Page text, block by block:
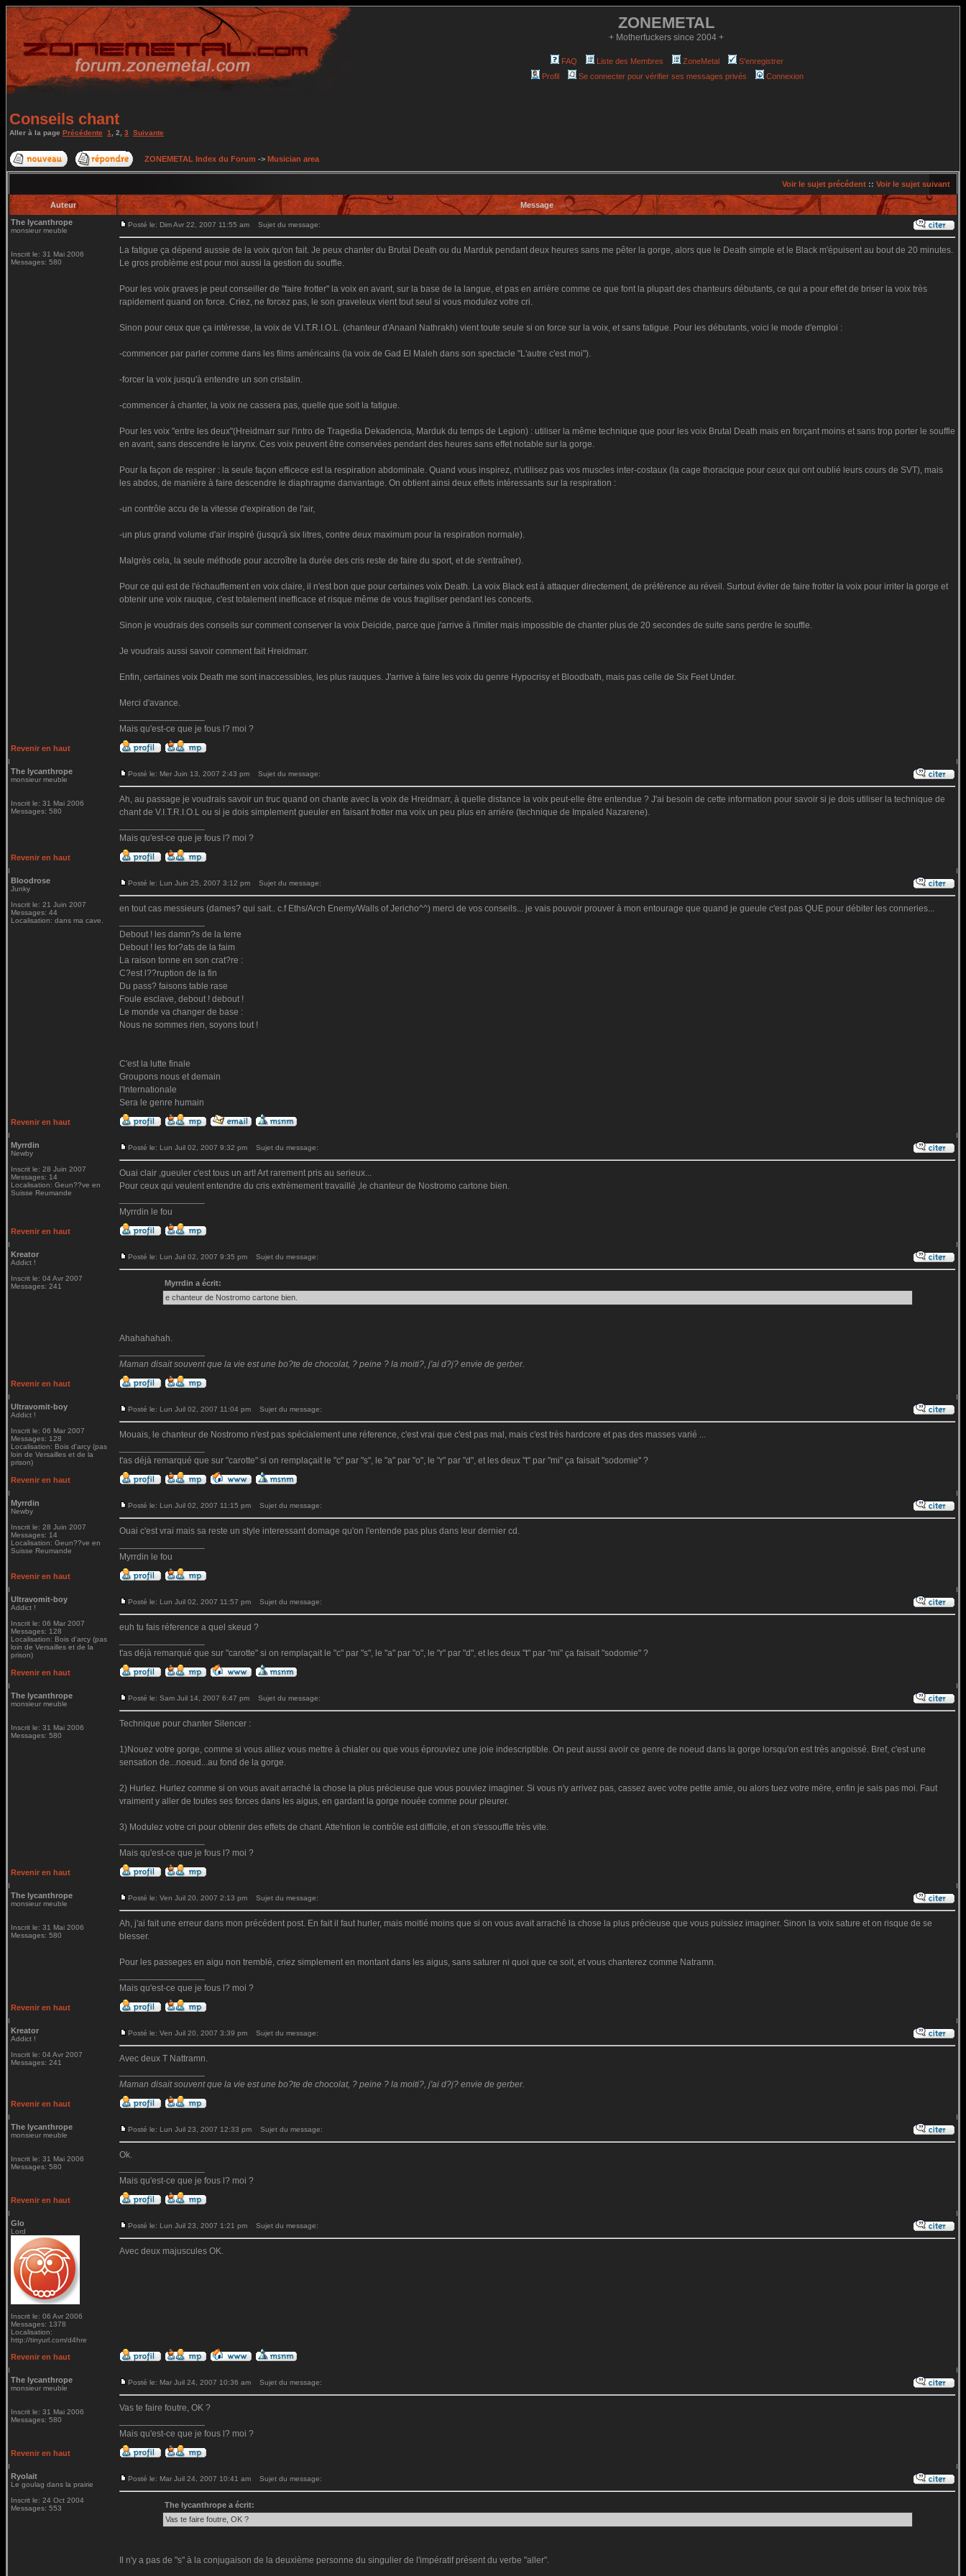
ZONEMETAL
+ Motherfuckers since 2004 +
FAQ Liste des Membres ZoneMetal
S'enregistrer
Profil
Se connecter pour vérifier ses messages privés Connexion
Conseils chant
Aller à la page Précédente 1 2 3 Suivante
ZONEMETAL Index du Forum -> Musician area
Voir le sujet précédent :: Voir le sujet suivant
Auteur
Message
The lycanthrope
monsieur meuble
Inscrit le: 31 Mai 2006
Messages: 580
Posté le: Dim Avr 22, 2007 11:55 am Sujet du message:
La fatigue ça dépend aussie de la voix qu'on fait. Je peux chanter du Brutal Death ou du Marduk pendant deux heures sans me pêter la gorge, alors que le Death simple et le Black m'épuisent au bout de 20 minutes.
Le gros problème est pour moi aussi la gestion du souffle.
Pour les voix graves je peut conseiller de "faire frotter" la voix en avant, sur la base de la langue, et pas en arrière comme ce que font la plupart des chanteurs débutants, ce qui a pour effet de briser la voix très
rapidement quand on force. Criez, ne forcez pas, le son graveleux vient tout seul si vous modulez votre cri.
Sinon pour ceux que ça intéresse, la voix de V.I.T.R.I.O.L. (chanteur d'Anaanl Nathrakh) vient toute seule si on force sur la voix, et sans fatigue. Pour les débutants, voici le mode d'emploi :
-commencer par parler comme dans les films américains (la voix de Gad El Maleh dans son spectacle "L'autre c'est moi").
-forcer la voix jusqu'à entendre un son cristalin.
-commencer à chanter, la voix ne cassera pas, quelle que soit la fatigue.
Pour les voix "entre les deux"(Hreidmarr sur l'intro de Tragedia Dekadencia, Marduk du temps de Legion) : utiliser la même technique que pour les voix Brutal Death mais en forçant moins et sans trop porter le souffle
en avant, sans descendre le larynx. Ces voix peuvent être conservées pendant des heures sans effet notable sur la gorge.
Pour la façon de respirer : la seule façon efficece est la respiration abdominale. Quand vous inspirez, n'utilisez pas vos muscles inter-costaux (la cage thoracique pour ceux qui ont oublié leurs cours de SVT), mais
les abdos, de manière à faire descendre le diaphragme danvantage. On obtient ainsi deux effets intéressants sur la respiration :
-un contrôle accu de la vitesse d'expiration de l'air,
-un plus grand volume d'air inspiré (jusqu'à six litres, contre deux maximum pour la respiration normale).
Malgrès cela, la seule méthode pour accroître la durée des cris reste de faire du sport, et de s'entraîner).
Pour ce qui est de l'échauffement en voix claire, il n'est bon que pour certaines voix Death. La voix Black est à attaquer directement, de préférence au réveil. Surtout éviter de faire frotter la voix pour irriter la gorge et
obtenir une voix rauque, c'est totalement inefficace et risque même de vous fragiliser pendant les concerts.
Sinon je voudrais des conseils sur comment conserver la voix Deicide, parce que j'arrive à l'imiter mais impossible de chanter plus de 20 secondes de suite sans perdre le souffle.
Je voudrais aussi savoir comment fait Hreidmarr.
Enfin, certaines voix Death me sont inaccessibles, les plus rauques. J'arrive à faire les voix du genre Hypocrisy et Bloodbath, mais pas celle de Six Feet Under.
Merci d'avance.
Mais qu'est-ce que je fous l? moi ?
Revenir en haut
The lycanthrope
monsieur meuble
Inscrit le: 31 Mai 2006
Messages: 580
Posté le: Mer Juin 13, 2007 2:43 pm Sujet du message:
Ah, au passage je voudrais savoir un truc quand on chante avec la voix de Hreidmarr, à quelle distance la voix peut-elle être entendue ? J'ai besoin de cette information pour savoir si je dois utiliser la technique de
chant de V.I.T.R.I.O.L ou si je dois simplement gueuler en faisant frotter ma voix un peu plus en arrière (technique de Impaled Nazarene).
Mais qu'est-ce que je fous l? moi ?
Revenir en haut
Bloodrose
Junky
Inscrit le: 21 Juin 2007
Messages: 44
Localisation: dans ma cave.
Posté le: Lun Juin 25, 2007 3:12 pm Sujet du message:
en tout cas messieurs (dames? qui sait.. c.f Eths/Arch Enemy/Walls of Jericho^^) merci de vos conseils... je vais pouvoir prouver à mon entourage que quand je gueule c'est pas QUE pour débiter les conneries...
Debout ! les damn?s de la terre
Debout ! les for?ats de la faim
La raison tonne en son crat?re :
C?est l??ruption de la fin
Du pass? faisons table rase
Foule esclave, debout ! debout !
Le monde va changer de base :
Nous ne sommes rien, soyons tout !
C'est la lutte finale
Groupons nous et demain
l'Internationale
Sera le genre humain
Revenir en haut
Myrrdin
Newby
Inscrit le: 28 Juin 2007
Messages: 14
Localisation: Geun??ve en
Suisse Reumande
Posté le: Lun Juil 02, 2007 9:32 pm Sujet du message:
Ouai clair ,gueuler c'est tous un art! Art rarement pris au serieux...
Pour ceux qui veulent entendre du cris extrèmement travaillé ,le chanteur de Nostromo cartone bien.
Myrrdin le fou
Revenir en haut
Kreator
Addict !
Inscrit le: 04 Avr 2007
Messages: 241
Posté le: Lun Juil 02, 2007 9:35 pm Sujet du message:
Myrrdin a écrit:
e chanteur de Nostromo cartone bien.
Ahahahahah.
Maman disait souvent que la vie est une bo?te de chocolat, ? peine ? la moiti?, j'ai d?j? envie de gerber.
Revenir en haut
Ultravomit-boy
Addict !
Inscrit le: 06 Mar 2007
Messages: 128
Localisation: Bois d'arcy (pas
loin de Versailles et de la
prison)
Posté le: Lun Juil 02, 2007 11:04 pm Sujet du message:
Mouais, le chanteur de Nostromo n'est pas spécialement une réference, c'est vrai que c'est pas mal, mais c'est très hardcore et pas des masses varié ...
t'as déjà remarqué que sur "carotte" si on remplaçait le "c" par "s", le "a" par "o", le "r" par "d", et les deux "t" par "mi" ça faisait "sodomie" ?
Revenir en haut
Myrrdin
Newby
Inscrit le: 28 Juin 2007
Messages: 14
Localisation: Geun??ve en
Suisse Reumande
Posté le: Lun Juil 02, 2007 11:15 pm Sujet du message:
Ouai c'est vrai mais sa reste un style interessant domage qu'on l'entende pas plus dans leur dernier cd.
Myrrdin le fou
Revenir en haut
Ultravomit-boy
Addict !
Inscrit le: 06 Mar 2007
Messages: 128
Localisation: Bois d'arcy (pas
loin de Versailles et de la
prison)
Posté le: Lun Juil 02, 2007 11:57 pm Sujet du message:
euh tu fais réference a quel skeud ?
t'as déjà remarqué que sur "carotte" si on remplaçait le "c" par "s", le "a" par "o", le "r" par "d", et les deux "t" par "mi" ça faisait "sodomie" ?
Revenir en haut
The lycanthrope
monsieur meuble
Inscrit le: 31 Mai 2006
Messages: 580
Posté le: Sam Juil 14, 2007 6:47 pm Sujet du message:
Technique pour chanter Silencer :
1)Nouez votre gorge, comme si vous alliez vous mettre à chialer ou que vous éprouviez une joie indescriptible. On peut aussi avoir ce genre de noeud dans la gorge lorsqu'on est très angoissé. Bref, c'est une
sensation de...noeud...au fond de la gorge.
2) Hurlez. Hurlez comme si on vous avait arraché la chose la plus précieuse que vous pouviez imaginer. Si vous n'y arrivez pas, cassez avec votre petite amie, ou alors tuez votre mère, enfin je sais pas moi. Faut
vraiment y aller de toutes ses forces dans les aigus, en gardant la gorge nouée comme pour pleurer.
3) Modulez votre cri pour obtenir des effets de chant. Atte'ntion le contrôle est difficile, et on s'essouffle très vite.
Mais qu'est-ce que je fous l? moi ?
Revenir en haut
The lycanthrope
monsieur meuble
Inscrit le: 31 Mai 2006
Messages: 580
Posté le: Ven Juil 20, 2007 2:13 pm Sujet du message:
Ah, j'ai fait une erreur dans mon précédent post. En fait il faut hurler, mais moitié moins que si on vous avait arraché la chose la plus précieuse que vous puissiez imaginer. Sinon la voix sature et on risque de se
blesser.
Pour les passeges en aigu non tremblé, criez simplement en montant dans les aigus, sans saturer ni quoi que ce soit, et vous chanterez comme Natramn.
Mais qu'est-ce que je fous l? moi ?
Revenir en haut
Kreator
Addict !
Inscrit le: 04 Avr 2007
Messages: 241
Posté le: Ven Juil 20, 2007 3:39 pm Sujet du message:
Avec deux T Nattramn.
Maman disait souvent que la vie est une bo?te de chocolat, ? peine ? la moiti?, j'ai d?j? envie de gerber.
Revenir en haut
The lycanthrope
monsieur meuble
Inscrit le: 31 Mai 2006
Messages: 580
Posté le: Lun Juil 23, 2007 12:33 pm Sujet du message:
Ok.
Mais qu'est-ce que je fous l? moi ?
Revenir en haut
Glo
Lord
Inscrit le: 06 Avr 2006
Messages: 1378
Localisation:
http://tinyurl.com/d4hre
Posté le: Lun Juil 23, 2007 1:21 pm Sujet du message:
Avec deux majuscules OK.
Revenir en haut
The lycanthrope
monsieur meuble
Inscrit le: 31 Mai 2006
Messages: 580
Posté le: Mar Juil 24, 2007 10:36 am Sujet du message:
Vas te faire foutre, OK ?
Mais qu'est-ce que je fous l? moi ?
Revenir en haut
Ryolait
Le goulag dans la prairie
Inscrit le: 24 Oct 2004
Messages: 553
Posté le: Mar Juil 24, 2007 10:41 am Sujet du message:
The lycanthrope a écrit:
Vas te faire foutre, OK ?
Il n'y a pas de "s" à la conjugaison de la deuxième personne du singulier de l'impératif présent du verbe "aller".